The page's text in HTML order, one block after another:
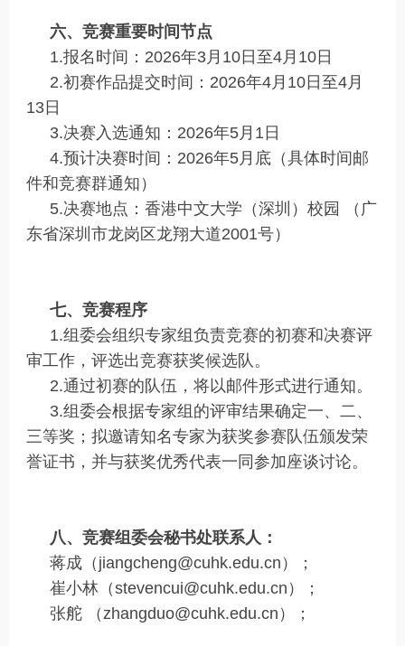
六、竞赛重要时间节点
1.报名时间：2026年3月10日至4月10日
2.初赛作品提交时间：2026年4月10日至4月
13日
3.决赛入选通知：2026年5月1日
4.预计决赛时间：2026年5月底（具体时间邮
件和竞赛群通知）
5.决赛地点：香港中文大学（深圳）校园 （广
东省深圳市龙岗区龙翔大道2001号）
七、竞赛程序
1.组委会组织专家组负责竞赛的初赛和决赛评
审工作，评选出竞赛获奖候选队。
2.通过初赛的队伍，将以邮件形式进行通知。
3.组委会根据专家组的评审结果确定一、二、
三等奖；拟邀请知名专家为获奖参赛队伍颁发荣
誉证书，并与获奖优秀代表一同参加座谈讨论。
八、竞赛组委会秘书处联系人：
蒋成（jiangcheng@cuhk.edu.cn）；
崔小林（stevencui@cuhk.edu.cn）；
张舵 （zhangduo@cuhk.edu.cn）；